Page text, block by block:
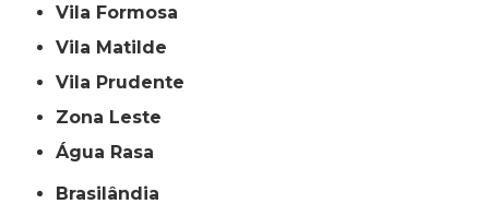
Vila Formosa
Vila Matilde
Vila Prudente
Zona Leste
Água Rasa
Brasilândia